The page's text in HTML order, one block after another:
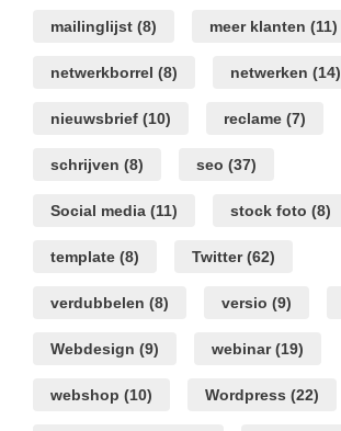
mailinglijst (8) meer klanten (11)
netwerkborrel (8) netwerken (14)
nieuwsbrief (10) reclame (7)
schrijven (8) seo (37)
Social media (11) stock foto (8)
template (8) Twitter(62)
verdubbelen (8) versio (9)
Webdesign (9) webinar(19)
webshop (10) Wordpress (22)